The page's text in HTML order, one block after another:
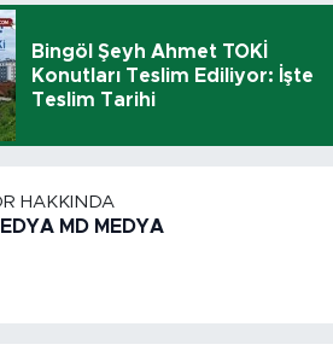
Bingöl Şeyh Ahmet TOKİ
Konutları Teslim Ediliyor: İşte
Teslim Tarihi
HAKKINDA
MD MEDYA